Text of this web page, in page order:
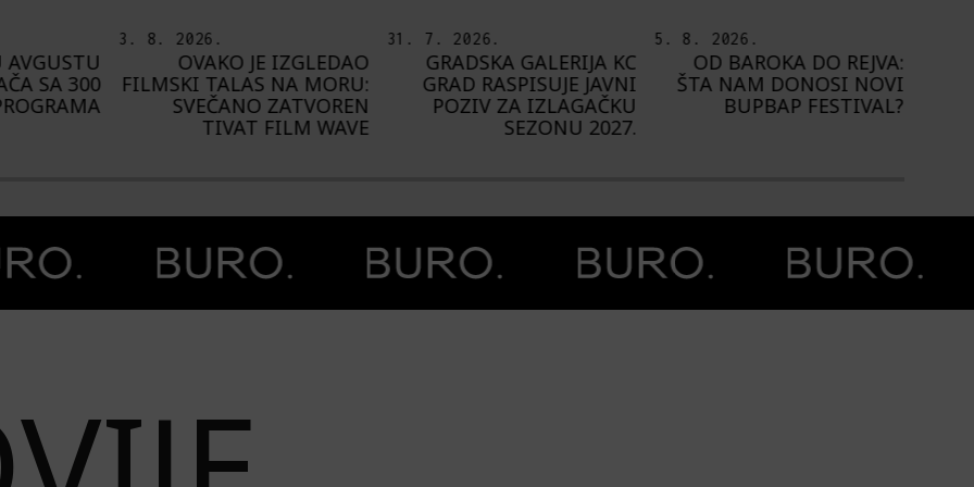
NA MORU:
31. 7. 2026.
GRADSKA GALERIJA KC
GRAD RASPISUJE JAVNI
POZIV ZA IZLAGAČKU
SEZONU 2027.
5. 8. 2026.
OD BAROKA DO REJVA:
ŠTA NAM DONOSI NOVI
BUPBAP FESTIVAL?
5. 8. 2026.
PEDJA TE8 ETNOGRAFSKE
MOTIVE NAŠEG
PROSTORA PRESLIKAO NA